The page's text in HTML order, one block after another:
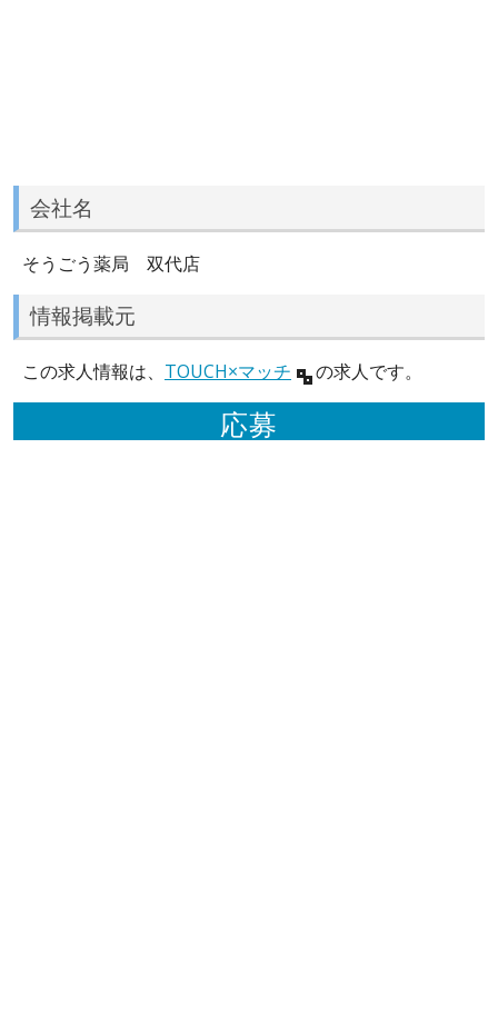
会社名
そうごう薬局 双代店
情報掲載元
この求人情報は、 TOUCH×マッチ の求人です。
応募